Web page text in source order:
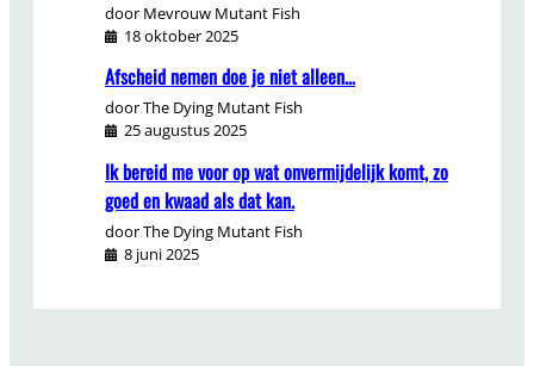
door Mevrouw Mutant Fish
18 oktober 2025
Afscheid nemen doe je niet alleen…
door The Dying Mutant Fish
25 augustus 2025
Ik bereid me voor op wat onvermijdelijk komt, zo
goed en kwaad als dat kan.
door The Dying Mutant Fish
8 juni 2025